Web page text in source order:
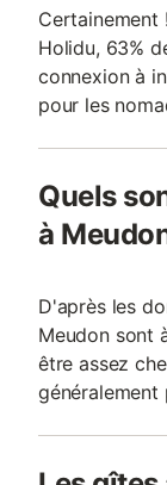
Certainement
Holidu, 63%
connexion à
pour les
Quels
à
D'après les
Meudon sont
être assez